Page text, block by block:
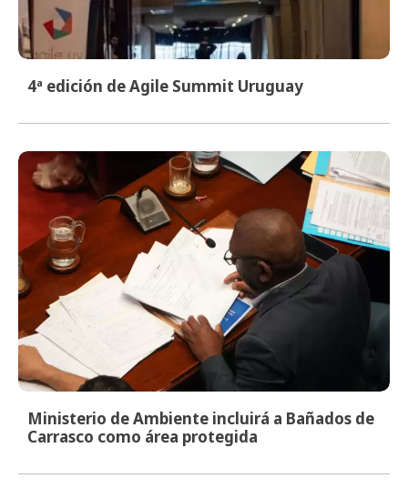
4ª edición de Agile Summit Uruguay
Ministerio de Ambiente incluirá a Bañados de
Carrasco como área protegida